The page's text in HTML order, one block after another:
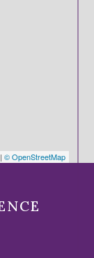
| © OpenStreetMap